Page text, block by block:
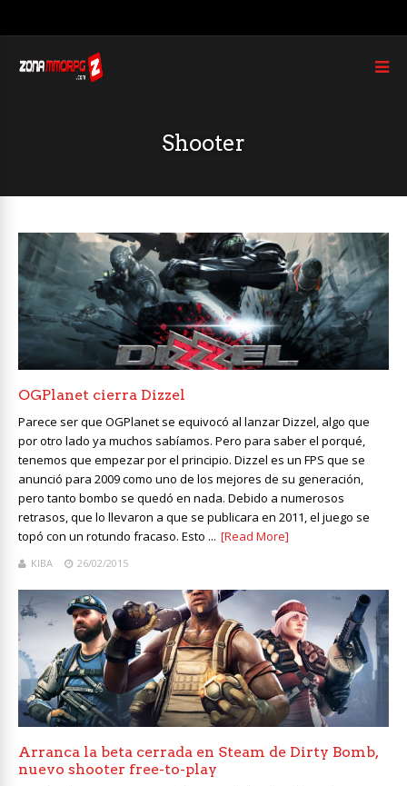
Shooter
OGPlanet cierra Dizzel
Parece ser que OGPlanet se equivocó al lanzar Dizzel, algo que
por otro lado ya muchos sabíamos. Pero para saber el porqué,
tenemos que empezar por el principio. Dizzel es un FPS que se
anunció para 2009 como uno de los mejores de su generación,
pero tanto bombo se quedó en nada. Debido a numerosos
retrasos, que lo llevaron a que se publicara en 2011, el juego se
topó con un rotundo fracaso. Esto ... [Read More]
KIBA 26/02/2015
Arranca la beta cerrada en Steam de Dirty Bomb,
nuevo shooter free-to-play